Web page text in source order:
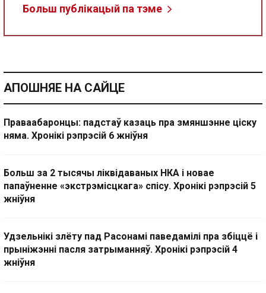
Больш публікацый па тэме
АПОШНЯЕ НА САЙЦЕ
Праваабаронцы: падстаў казаць пра змяншэнне ціску
няма. Хронікі рэпрэсій 6 жніўня
Больш за 2 тысячы ліквідаваных НКА і новае
папаўненне «экстрэмісцкага» спісу. Хронікі рэпрэсій 5
жніўня
Удзельнікі злёту пад Расонамі паведамілі пра збіццё і
прыніжэнні пасля затрыманняў. Хронікі рэпрэсій 4
жніўня